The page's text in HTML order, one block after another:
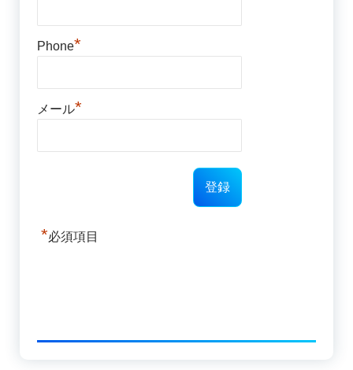
Phone*
メール*
*必須項目